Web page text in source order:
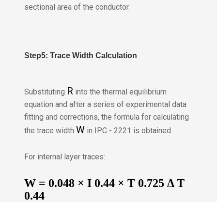
sectional area of the conductor.
Step5: Trace Width Calculation
Substituting R into the thermal equilibrium
equation and after a series of experimental data
fitting and corrections, the formula for calculating
the trace width W in IPC - 2221 is obtained.
For internal layer traces:
W = 0.048 × I 0.44 × T 0.725 Δ T
0.44